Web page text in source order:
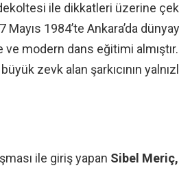
ile dikkatleri üzerine
Mayıs 1984’te Ankara’da
modern dans eğitimi
zevk alan şarkıcının
ile giriş yapan Sibel Meriç,